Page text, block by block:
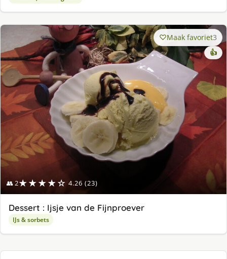
👥 2★★★★☆ 4.26 (23)
Maak favoriet3
👍
Dessert : Ijsje van de Fijnproever
IJs & sorbets